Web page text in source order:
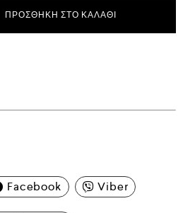
ΠΡΟΣΘΉΚΗ ΣΤΟ ΚΑΛΆΘΙ
Facebook Viber